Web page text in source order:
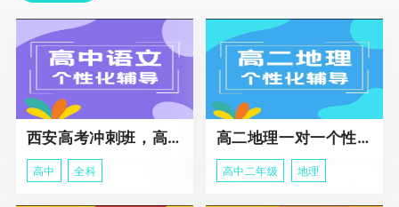
西安高考冲刺班，高三全科辅导
高中 全科
高二地理一对一个性化冲刺辅导课程
高中二年级 地理